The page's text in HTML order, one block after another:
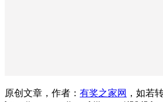
原创文章，作者： 有奖之家网 ，如若